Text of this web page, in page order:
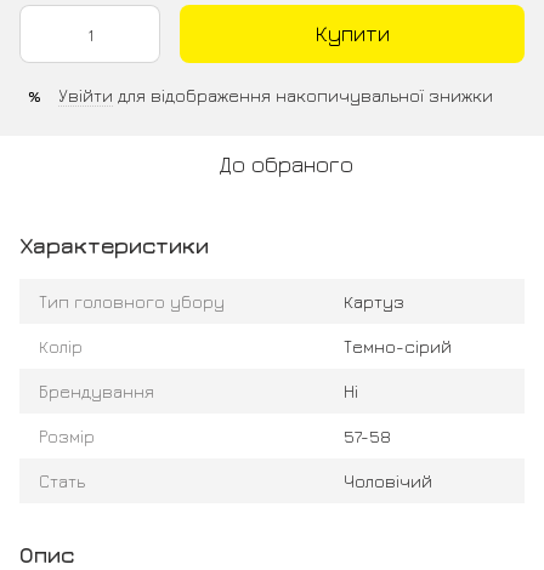
Купити
% Увійти для відображення накопичувальної знижки
До обраного
Характеристики
Тип головного убору Картуз
Колір Темно-сірий
Брендування Ні
Розмір 57-58
Стать Чоловічий
Опис